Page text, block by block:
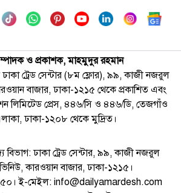
ও প্রকাশক, মাহমুদুর রহমান
ট্রেড সেন্টার (৮ম ফ্লোর), ৯৯, কাজী নজরুল
বাজার, ঢাকা-১২১৫ থেকে প্রকাশিত এবং
লিমিটেড প্রেস, ৪৪৬/সি ও ৪৪৬/ডি, তেজগাঁও
ঢাকা-১২০৮ থেকে মুদ্রিত।
বিভাগ: ঢাকা ট্রেড সেন্টার, ৯৯, কাজী নজরুল
কারওয়ান বাজার, ঢাকা-১২১৫।
ই-মেইল: info@dailyamardesh.com